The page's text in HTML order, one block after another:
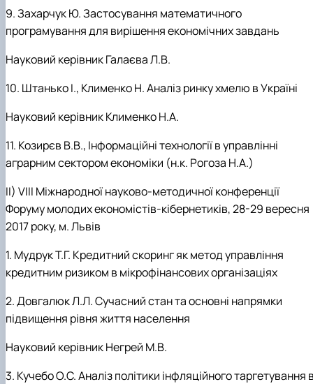
9. Захарчук Ю. Застосування математичного
програмування для вирішення економічних завдань
Науковий керівник Галаєва Л.В.
10. Штанько І., Клименко Н. Аналіз ринку хмелю в Україні
Науковий керівник Клименко Н.А.
11. Козирєв В.В., Інформаційні технології в управлінні
аграрним сектором економіки (н.к. Рогоза Н.А.)
ІІ) VІІІ Міжнародної науково-методичної конференції
Форуму молодих економістів-кібернетиків, 28-29 вересня
2017 року, м. Львів
1. Мудрук Т.Г. Кредитний скоринг як метод управління
кредитним ризиком в мікрофінансових організаціях
2. Довгалюк Л.Л. Сучасний стан та основні напрямки
підвищення рівня життя населення
Науковий керівник Негрей М.В.
3. Кучебо О.С. Аналіз політики інфляційного таргетування